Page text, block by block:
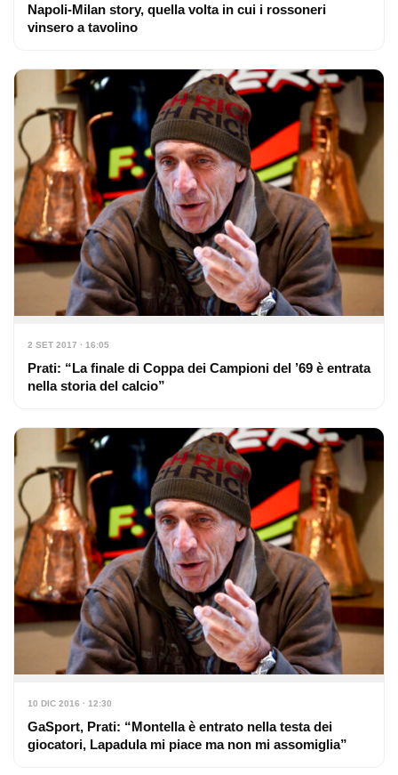
Napoli-Milan story, quella volta in cui i rossoneri
vinsero a tavolino
2 SET 2017 · 16:05
Prati: “La finale di Coppa dei Campioni del ’69 è entrata
nella storia del calcio”
10 DIC 2016 · 12:30
GaSport, Prati: “Montella è entrato nella testa dei
giocatori, Lapadula mi piace ma non mi assomiglia”